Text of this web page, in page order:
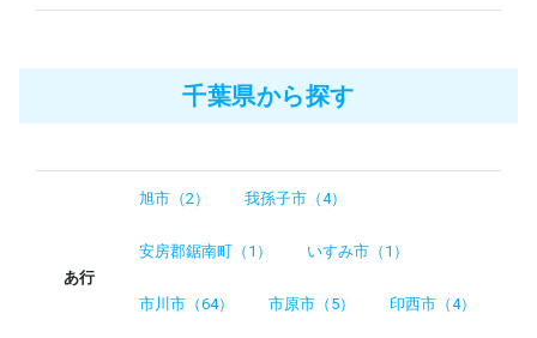
千葉県から探す
あ行
旭市（2） 我孫子市（4）
安房郡鋸南町（1） いすみ市（1）
市川市（64） 市原市（5） 印西市（4）